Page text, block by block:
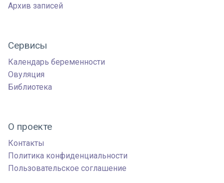
Архив записей
Сервисы
Календарь беременности
Овуляция
Библиотека
О проекте
Контакты
Политика конфиденциальности
Пользовательское соглашение